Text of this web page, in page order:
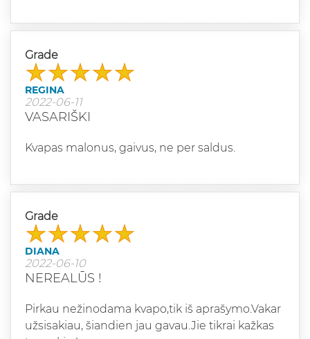
Grade
REGINA
2022-06-11
VASARIŠKI
Kvapas malonus, gaivus, ne per saldus.
Grade
DIANA
2022-06-10
NEREALŪS !
Pirkau nežinodama kvapo,tik iš aprašymo.Vakar
užsisakiau, šiandien jau gavau.Jie tikrai kažkas